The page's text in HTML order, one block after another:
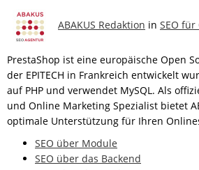
ABAKUS Redaktion in SEO
PrestaShop ist eine europäische Open
der EPITECH in Frankreich entwickelt
auf PHP und verwendet MySQL. Als
und Online Marketing Spezialist bietet
optimale Unterstützung für Ihren
SEO über Module
SEO über das Backend